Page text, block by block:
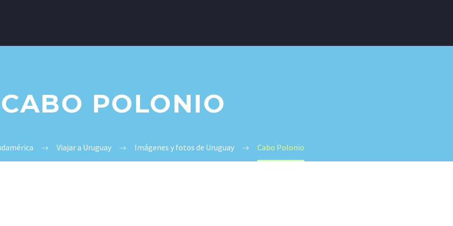
CABO POLONIO
Viajar a Uruguay Imágenes y fotos de Uruguay Cabo Polonio